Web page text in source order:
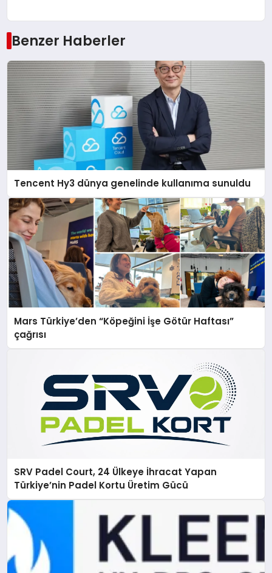
Benzer Haberler
Tencent Hy3 dünya genelinde kullanıma sunuldu
Mars Türkiye’den “Köpeğini İşe Götür Haftası”
çağrısı
SRV Padel Court, 24 Ülkeye İhracat Yapan
Türkiye’nin Padel Kortu Üretim Gücü